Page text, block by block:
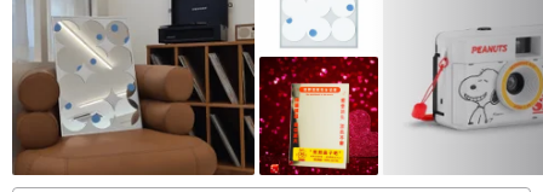
實際顏色以實品為準。在意色差者請勿購買唷~
．本頁商品為圖一所示，不包含其他商品或拍攝道具。
產地/製造方式
Made in Japan